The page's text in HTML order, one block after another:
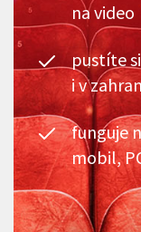
na video
pustíte
i v
funguje
mobil,